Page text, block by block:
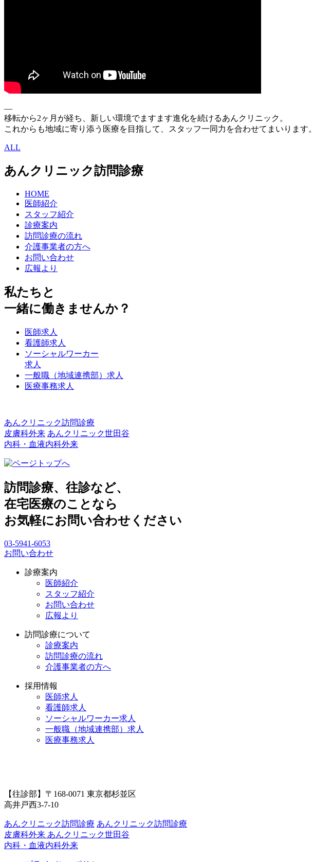
—
移転から2ヶ月が経ち、新しい環境でますます進化を続けるあんクリニック。
これからも地域に寄り添う医療を目指して、スタッフ一同力を合わせてまいります。
ALL
あんクリニック訪問診療
HOME
医師紹介
スタッフ紹介
診療案内
訪問診療の流れ
介護事業者の方へ
お問い合わせ
広報より
私たちと
一緒に働きませんか？
医師求人
看護師求人
ソーシャルワーカー
求人
一般職（地域連携部）求人
医療事務求人
あんクリニック訪問診療
皮膚科外来 あんクリニック世田谷
内科・血液内科外来
訪問診療、往診など、
在宅医療のことなら
お気軽にお問い合わせください
03-5941-6053
お問い合わせ
診療案内
医師紹介
スタッフ紹介
お問い合わせ
広報より
訪問診療について
診療案内
訪問診療の流れ
介護事業者の方へ
採用情報
医師求人
看護師求人
ソーシャルワーカー求人
一般職（地域連携部）求人
医療事務求人
【往診部】〒168-0071 東京都杉並区
高井戸西3-7-10
あんクリニック訪問診療 あんクリニック訪問診療
皮膚科外来 あんクリニック世田谷
内科・血液内科外来